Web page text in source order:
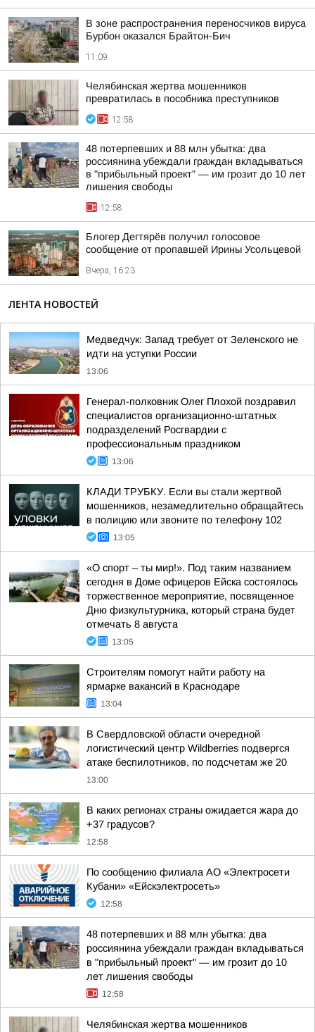
В зоне распространения переносчиков вируса
Бурбон оказался Брайтон-Бич
11:09
Челябинская жертва мошенников
превратилась в пособника преступников
12:58
48 потерпевших и 88 млн убытка: два
россиянина убеждали граждан вкладываться
в "прибыльный проект" — им грозит до 10 лет
лишения свободы
12:58
Блогер Дегтярёв получил голосовое
сообщение от пропавшей Ирины Усольцевой
Вчера, 16:23
ЛЕНТА НОВОСТЕЙ
Медведчук: Запад требует от Зеленского не
идти на уступки России
13:06
Генерал-полковник Олег Плохой поздравил
специалистов организационно-штатных
подразделений Росгвардии с
профессиональным праздником
13:06
КЛАДИ ТРУБКУ. Если вы стали жертвой
мошенников, незамедлительно обращайтесь
в полицию или звоните по телефону 102
13:05
«О спорт – ты мир!». Под таким названием
сегодня в Доме офицеров Ейска состоялось
торжественное мероприятие, посвященное
Дню физкультурника, который страна будет
отмечать 8 августа
13:05
Строителям помогут найти работу на
ярмарке вакансий в Краснодаре
13:04
В Свердловской области очередной
логистический центр Wildberries подвергся
атаке беспилотников, по подсчетам же 20
13:00
В каких регионах страны ожидается жара до
+37 градусов?
12:58
По сообщению филиала АО «Электросети
Кубани» «Ейскэлектросеть»
12:58
48 потерпевших и 88 млн убытка: два
россиянина убеждали граждан вкладываться
в "прибыльный проект" — им грозит до 10
лет лишения свободы
12:58
Челябинская жертва мошенников